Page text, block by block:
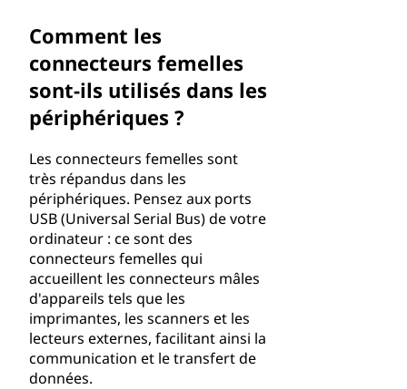
Comment les
connecteurs femelles
sont-ils utilisés dans les
périphériques ?
Les connecteurs femelles sont
très répandus dans les
périphériques. Pensez aux ports
USB (Universal Serial Bus) de votre
ordinateur : ce sont des
connecteurs femelles qui
accueillent les connecteurs mâles
d'appareils tels que les
imprimantes, les scanners et les
lecteurs externes, facilitant ainsi la
communication et le transfert de
données.